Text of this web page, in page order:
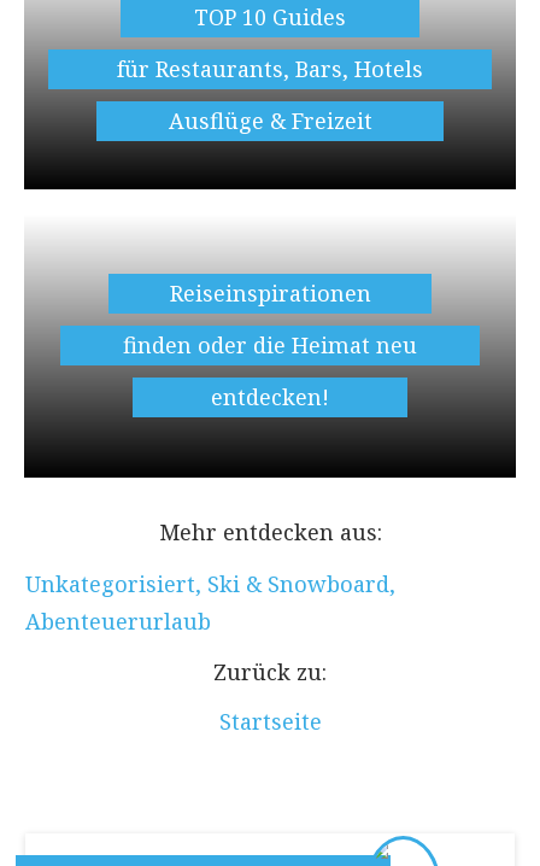
TOP 10 Guides
für Restaurants, Bars, Hotels
Ausflüge & Freizeit
Reiseinspirationen
finden oder die Heimat neu
entdecken!
Mehr entdecken aus:
Unkategorisiert, Ski & Snowboard,
Abenteuerurlaub
Zurück zu:
Startseite